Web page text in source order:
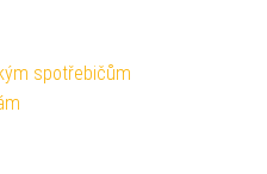
spotřebičům